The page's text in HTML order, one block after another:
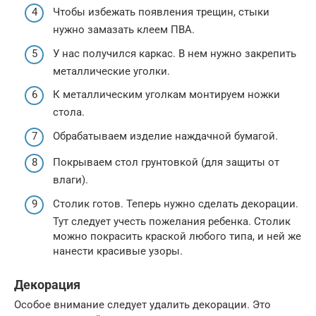
Чтобы избежать появления трещин, стыки
нужно замазать клеем ПВА.
У нас получился каркас. В нем нужно закрепить
металлические уголки.
К металлическим уголкам монтируем ножки
стола.
Обрабатываем изделие наждачной бумагой.
Покрываем стол грунтовкой (для защиты от
влаги).
Столик готов. Теперь нужно сделать декорации.
Тут следует учесть пожелания ребенка. Столик
можно покрасить краской любого типа, и ней же
нанести красивые узоры.
Декорация
Особое внимание следует удалить декорации. Это